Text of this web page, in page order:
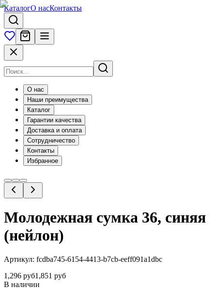
КаталогО насКонтакты
О нас
Наши преимущества
Каталог
Гарантии качества
Доставка и оплата
Сотрудничество
Контакты
Избранное
Молодежная сумка 36, синяя
(нейлон)
Артикул: fcdba745-6154-4413-b7cb-eeff091a1dbc
1,296 руб1,851 руб
В наличии